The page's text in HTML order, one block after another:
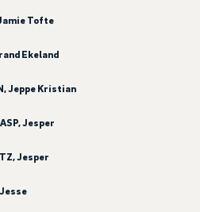
Tofte
Ekeland
Jeppe Kristian
Jesper
Jesper